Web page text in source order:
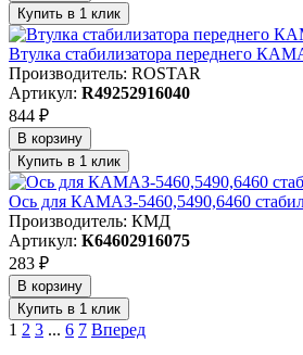
Купить в 1 клик
Втулка стабилизатора переднего
Производитель: ROSTAR
Артикул: R49252916040
844 ₽
В корзину
Купить в 1 клик
Ось для КАМАЗ-5460,5490,6460
Производитель: КМД
Артикул: К64602916075
283 ₽
В корзину
Купить в 1 клик
1 2 3 ... 6 7 Вперед